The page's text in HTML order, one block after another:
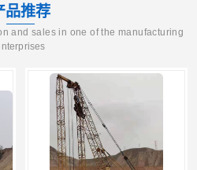
品推荐
and sales in one of the manufacturing